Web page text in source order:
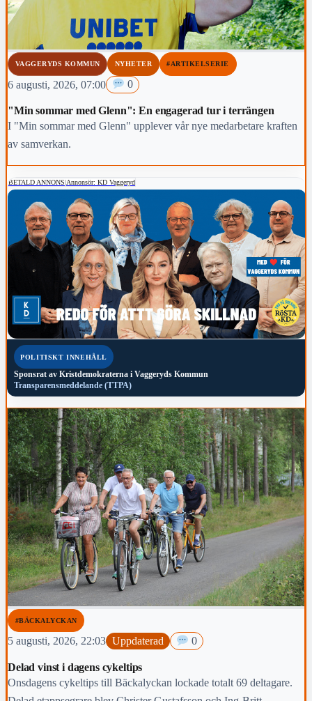
VAGGERYDS KOMMUN NYHETER #ARTIKELSERIE
6 augusti, 2026, 07:00 0
"Min sommar med Glenn": En engagerad tur i terrängen
I "Min sommar med Glenn" upplever vår nye medarbetare kraften
av samverkan.
BETALD ANNONS|Annonsör: KD Vaggeryd
POLITISKT INNEHÅLL
Sponsrat av Kristdemokraterna i Vaggeryds Kommun
Transparensmeddelande (TTPA)
#BÄCKALYCKAN
5 augusti, 2026, 22:03 Uppdaterad 0
Delad vinst i dagens cykeltips
Onsdagens cykeltips till Bäckalyckan lockade totalt 69 deltagare.